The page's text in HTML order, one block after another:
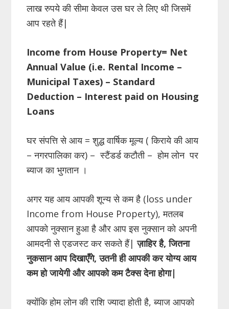
लाख रुपये की सीमा केवल उस घर ले लिए थी जिसमें
आप रहते हैं|
Income from House Property= Net
Annual Value (i.e. Rental Income –
Municipal Taxes) – Standard
Deduction – Interest paid on Housing
Loans
घर संपत्ति से आय = शुद्ध वार्षिक मूल्य ( किराये की आय
– नगरपालिका कर) – स्टैंडर्ड कटौती – होम लोन पर
ब्याज का भुगतान ।
अगर यह आय आपकी शून्य से कम है (loss under
Income from House Property), मतलब
आपको नुक्सान हुआ है और आप इस नुक्सान को अपनी
आमदनी से एडजस्ट कर सकते हैं|ज़ाहिर है, जितना
नुकसान आप दिखाएँगे, उतनी ही आपकी कर योग्य आय
कम हो जायेगी और आपको कम टैक्स देना होगा|
क्योंकि होम लोन की राशि ज्यादा होती है, ब्याज आपको